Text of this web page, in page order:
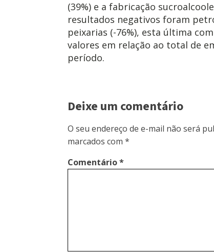
(39%) e a fabricação
resultados negativos foram
peixarias (-76%), esta última
valores em relação ao total de
período.
Deixe um comentário
O seu endereço de e-mail não será
marcados com *
Comentário*